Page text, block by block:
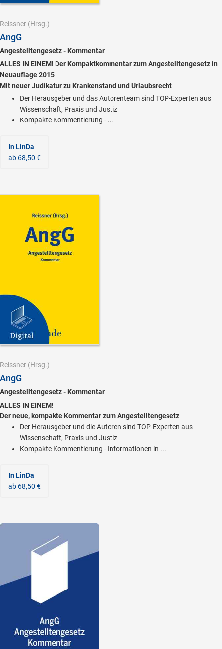
Reissner (Hrsg.)
AngG
Angestelltengesetz - Kommentar
ALLES IN EINEM! Der Kompaktkommentar zum Angestelltengesetz in
Neuauflage 2015
Mit neuer Judikatur zu Krankenstand und Urlaubsrecht
Der Herausgeber und das Autorenteam sind TOP-Experten aus
Wissenschaft, Praxis und Justiz
Kompakte Kommentierung - ...
In LinDa
ab 68,50 €
Reissner (Hrsg.)
AngG
Angestelltengesetz - Kommentar
ALLES IN EINEM!
Der neue, kompakte Kommentar zum Angestelltengesetz
Der Herausgeber und die Autoren sind TOP-Experten aus
Wissenschaft, Praxis und Justiz
Kompakte Kommentierung - Informationen in ...
In LinDa
ab 68,50 €